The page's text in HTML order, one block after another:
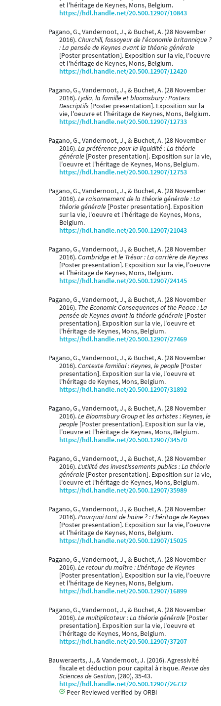
et l'héritage de Keynes, Mons, Belgium.
https://hdl.handle.net/20.500.12907/10843
Pagano, G., Vandernoot, J., & Buchet, A. (28 November
2016).Churchill, fossoyeur de l'économie britannique ?
: La pensée de Keynes avant la théorie générale
[Poster presentation]. Exposition sur la vie, l'oeuvre
et l'héritage de Keynes, Mons, Belgium.
https://hdl.handle.net/20.500.12907/12420
Pagano, G., Vandernoot, J., & Buchet, A. (28 November
2016).Lydia, la famille et bloomsbury : Posters
Descriptifs [Poster presentation]. Exposition sur la
vie, l'oeuvre et l'héritage de Keynes, Mons, Belgium.
https://hdl.handle.net/20.500.12907/12733
Pagano, G., Vandernoot, J., & Buchet, A. (28 November
2016).La préférence pour la liquidité : La théorie
générale [Poster presentation]. Exposition sur la vie,
l'oeuvre et l'héritage de Keynes, Mons, Belgium.
https://hdl.handle.net/20.500.12907/12753
Pagano, G., Vandernoot, J., & Buchet, A. (28 November
2016).Le raisonnement de la théorie générale : La
théorie générale [Poster presentation]. Exposition
sur la vie, l'oeuvre et l'héritage de Keynes, Mons,
Belgium.
https://hdl.handle.net/20.500.12907/21043
Pagano, G., Vandernoot, J., & Buchet, A. (28 November
2016).Cambridge et le Trésor : La carrière de Keynes
[Poster presentation]. Exposition sur la vie, l'oeuvre
et l'héritage de Keynes, Mons, Belgium.
https://hdl.handle.net/20.500.12907/24145
Pagano, G., Vandernoot, J., & Buchet, A. (28 November
2016). The Economic Consequences of the Peace : La
pensée de Keynes avant la théorie générale [Poster
presentation]. Exposition sur la vie, l'oeuvre et
l'héritage de Keynes, Mons, Belgium.
https://hdl.handle.net/20.500.12907/27469
Pagano, G., Vandernoot, J., & Buchet, A. (28 November
2016).Contexte familial : Keynes, le people [Poster
presentation]. Exposition sur la vie, l'oeuvre et
l'héritage de Keynes, Mons, Belgium.
https://hdl.handle.net/20.500.12907/31892
Pagano, G., Vandernoot, J., & Buchet, A. (28 November
2016).Le Bloomsbury Group et les artistes : Keynes, le
people [Poster presentation]. Exposition sur la vie,
l'oeuvre et l'héritage de Keynes, Mons, Belgium.
https://hdl.handle.net/20.500.12907/34570
Pagano, G., Vandernoot, J., & Buchet, A. (28 November
2016).L'utilité des investissements publics : La théorie
générale [Poster presentation]. Exposition sur la vie,
l'oeuvre et l'héritage de Keynes, Mons, Belgium.
https://hdl.handle.net/20.500.12907/35989
Pagano, G., Vandernoot, J., & Buchet, A. (28 November
2016).Pourquoi tant de haine ? : L'héritage de Keynes
[Poster presentation]. Exposition sur la vie, l'oeuvre
et l'héritage de Keynes, Mons, Belgium.
https://hdl.handle.net/20.500.12907/15025
Pagano, G., Vandernoot, J., & Buchet, A. (28 November
2016).Le retour du maître : L'héritage de Keynes
[Poster presentation]. Exposition sur la vie, l'oeuvre
et l'héritage de Keynes, Mons, Belgium.
https://hdl.handle.net/20.500.12907/16899
Pagano, G., Vandernoot, J., & Buchet, A. (28 November
2016).Le multiplicateur : La théorie générale [Poster
presentation]. Exposition sur la vie, l'oeuvre et
l'héritage de Keynes, Mons, Belgium.
https://hdl.handle.net/20.500.12907/37207
Bauweraerts, J., & Vandernoot, J. (2016). Agressivité
fiscale et déduction pour capital à risque.Revue des
Sciences de Gestion, (280), 35-43.
https://hdl.handle.net/20.500.12907/26732
Peer Reviewed verified by ORBi